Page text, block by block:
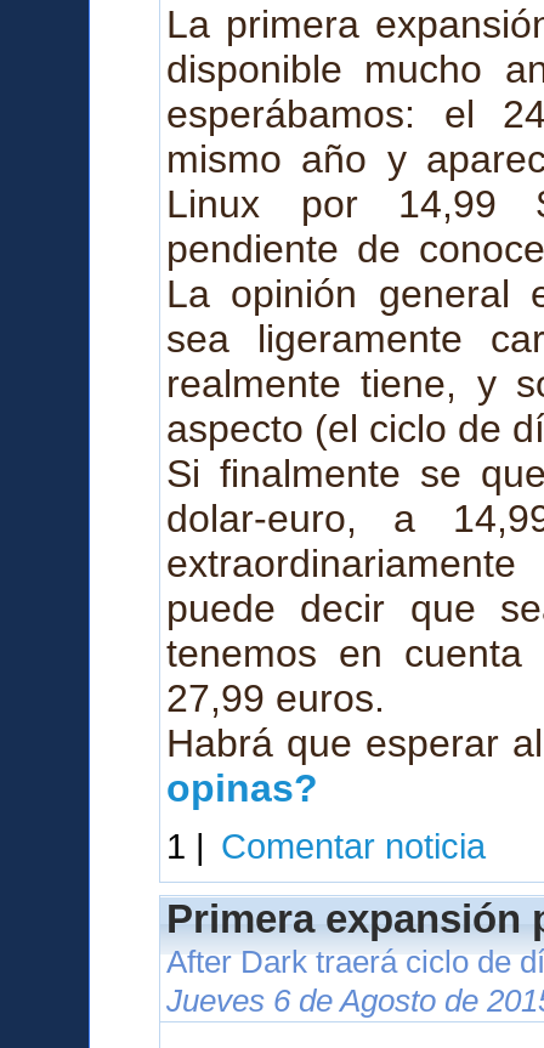
La primera
disponible mucho
esperábamos: el
mismo año y a
Linux por 14,99
pendiente de
La opinión general
sea ligeramente
realmente tiene, y
aspecto (el ciclo de
Si finalmente se
dolar-euro, a
puede decir que
tenemos en
27,99 euros.
Habrá que esperar
opinas?
1 | Comentar noticia
Primera expansión
After Dark traerá ciclo de
Jueves 6 de Agosto de